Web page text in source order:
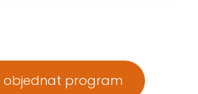
objednat program